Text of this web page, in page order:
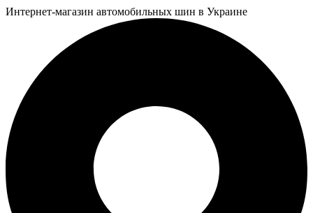
Интернет-магазин автомобильных шин в Украине